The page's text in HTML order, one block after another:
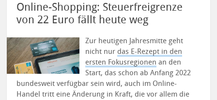
Online-Shopping: Steuerfreigrenze
von 22 Euro fällt heute weg
Zur heutigen Jahresmitte geht
nicht nur das E-Rezept in den
ersten Fokusregionen an den
Start, das schon ab Anfang 2022
bundesweit verfügbar sein wird, auch im Online-
Handel tritt eine Änderung in Kraft, die vor allem die